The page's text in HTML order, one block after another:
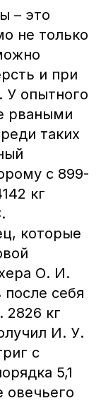
– это
не только
и при
У опытного
рваными
таких
с 899-
кг
которые
О. И.
себя
2826 кг
И. У.
с
5,1
овечьего